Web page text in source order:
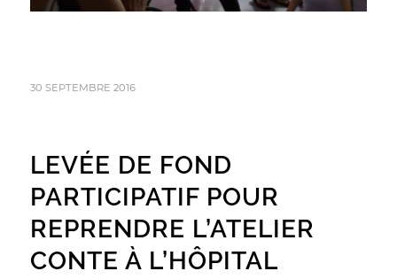
30 SEPTEMBRE 2016
LEVÉE DE FOND
PARTICIPATIF POUR
REPRENDRE L’ATELIER
CONTE À L’HÔPITAL